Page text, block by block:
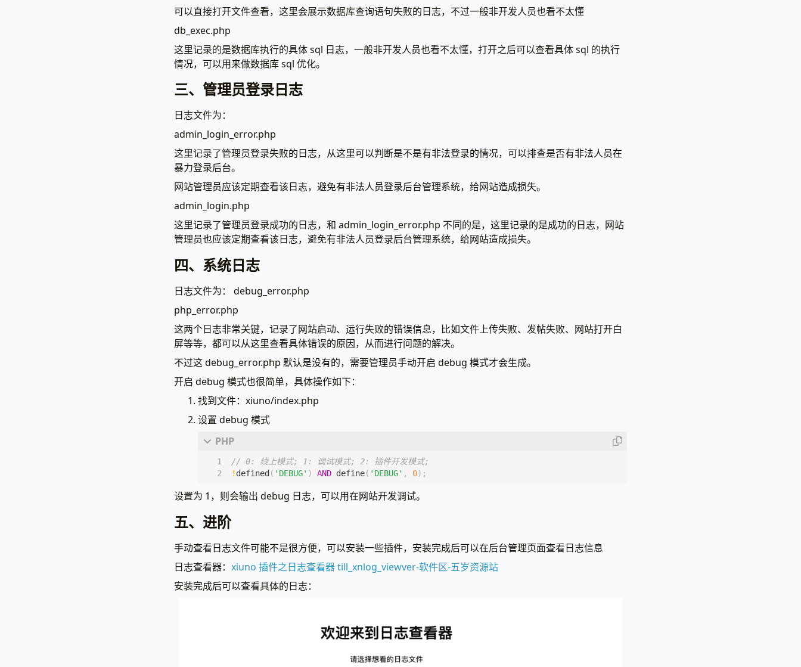
可以直接打开文件查看，这里会展示数据库查询语句失败的日志，不过一般非开发人员也看不太懂
db_exec.php
这里记录的是数据库执行的具体 sql 日志，一般非开发人员也看不太懂，打开之后可以查看具体 sql 的执行
情况，可以用来做数据库 sql 优化。
三、管理员登录日志
日志文件为：
admin_login_error.php
这里记录了管理员登录失败的日志，从这里可以判断是不是有非法登录的情况，可以排查是否有非法人员在
暴力登录后台。
网站管理员应该定期查看该日志，避免有非法人员登录后台管理系统，给网站造成损失。
admin_login.php
这里记录了管理员登录成功的日志，和 admin_login_error.php 不同的是，这里记录的是成功的日志，网站
管理员也应该定期查看该日志，避免有非法人员登录后台管理系统，给网站造成损失。
四、系统日志
日志文件为： debug_error.php
php_error.php
这两个日志非常关键，记录了网站启动、运行失败的错误信息，比如文件上传失败、发帖失败、网站打开白
屏等等，都可以从这里查看具体错误的原因，从而进行问题的解决。
不过这 debug_error.php 默认是没有的，需要管理员手动开启 debug 模式才会生成。
开启 debug 模式也很简单，具体操作如下：
找到文件：xiuno/index.php
设置 debug 模式
! defined ( 'DEBUG' ) AND define( 'DEBUG' , 0);
设置为 1，则会输出 debug 日志，可以用在网站开发调试。
五、进阶
手动查看日志文件可能不是很方便，可以安装一些插件，安装完成后可以在后台管理页面查看日志信息
日志查看器： xiuno 插件之日志查看器 till_xnlog_viewver-软件区-五岁资源站
安装完成后可以查看具体的日志：